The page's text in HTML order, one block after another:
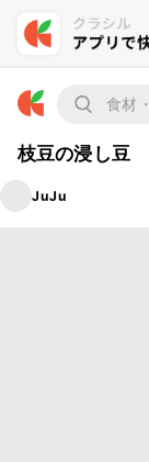
枝豆の浸し豆
JuJu